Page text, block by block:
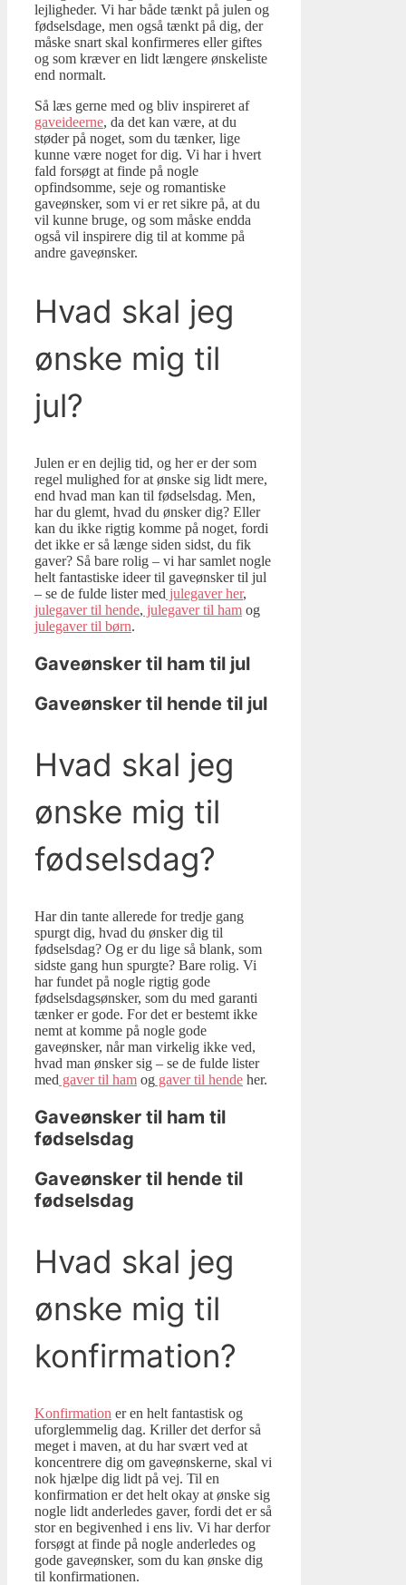
lejligheder. Vi har både tænkt på julen og
fødselsdage, men også tænkt på dig, der
måske snart skal konfirmeres eller giftes
og som kræver en lidt længere ønskeliste
end normalt.
Så læs gerne med og bliv inspireret af
gaveideerne, da det kan være, at du
støder på noget, som du tænker, lige
kunne være noget for dig. Vi har i hvert
fald forsøgt at finde på nogle
opfindsomme, seje og romantiske
gaveønsker, som vi er ret sikre på, at du
vil kunne bruge, og som måske endda
også vil inspirere dig til at komme på
andre gaveønsker.
Hvad skal jeg
ønske mig til
jul?
Julen er en dejlig tid, og her er der som
regel mulighed for at ønske sig lidt mere,
end hvad man kan til fødselsdag. Men,
har du glemt, hvad du ønsker dig? Eller
kan du ikke rigtig komme på noget, fordi
det ikke er så længe siden sidst, du fik
gaver? Så bare rolig – vi har samlet nogle
helt fantastiske ideer til gaveønsker til jul
– se de fulde lister med julegaver her,
julegaver til hende, julegaver til ham og
julegaver til børn.
Gaveønsker til ham til jul
Gaveønsker til hende til jul
Hvad skal jeg
ønske mig til
fødselsdag?
Har din tante allerede for tredje gang
spurgt dig, hvad du ønsker dig til
fødselsdag? Og er du lige så blank, som
sidste gang hun spurgte? Bare rolig. Vi
har fundet på nogle rigtig gode
fødselsdagsønsker, som du med garanti
tænker er gode. For det er bestemt ikke
nemt at komme på nogle gode
gaveønsker, når man virkelig ikke ved,
hvad man ønsker sig – se de fulde lister
med gaver til ham og gaver til hende her.
Gaveønsker til ham til
fødselsdag
Gaveønsker til hende til
fødselsdag
Hvad skal jeg
ønske mig til
konfirmation?
Konfirmation er en helt fantastisk og
uforglemmelig dag. Kriller det derfor så
meget i maven, at du har svært ved at
koncentrere dig om gaveønskerne, skal vi
nok hjælpe dig lidt på vej. Til en
konfirmation er det helt okay at ønske sig
nogle lidt anderledes gaver, fordi det er så
stor en begivenhed i ens liv. Vi har derfor
forsøgt at finde på nogle anderledes og
gode gaveønsker, som du kan ønske dig
til konfirmationen.